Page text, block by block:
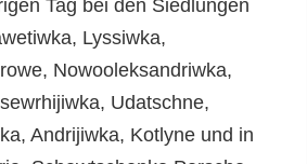
Tag bei den Siedlungen
Lyssiwka,
Nowooleksandriwka,
Udatschne,
Andrijiwka, Kotlyne und in